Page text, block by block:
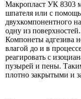
Макропласт УК 8303
шпателя или с
двухкомпонентного
одну из поверхностей.
Компонеты адгезива
влагой до и в
реагировать с
пузырей и пены.
плотно закрытыми и